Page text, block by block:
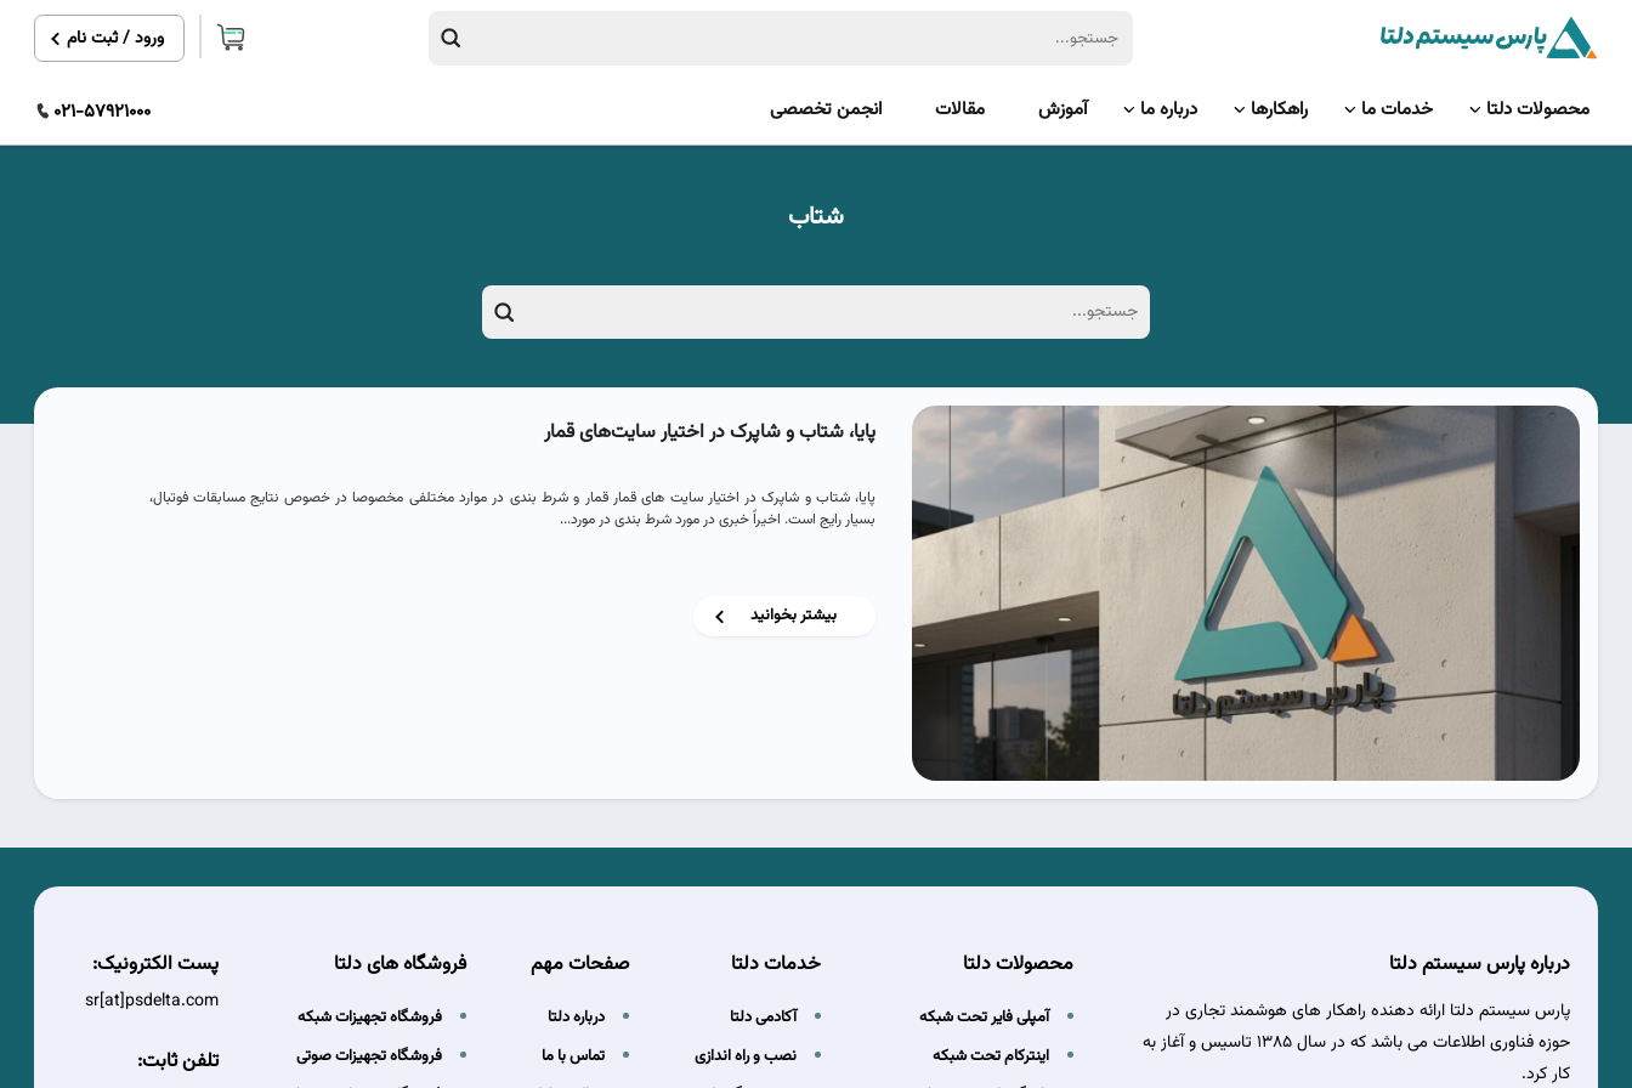
ورود / ثبت نام
محصولات دلتا خدمات ما راهکارها درباره ما آموزش مقالات انجمن تخصصی 021-57921000
شتاب
پایا، شتاب و شاپرک در اختیار سایت‌های قمار
پایا، شتاب و شاپرک در اختیار سایت های قمار قمار و شرط بندی در موارد مختلفی مخصوصا در خصوص نتایج مسابقات فوتبال،
بسیار رایج است. اخیراً خبری در مورد شرط بندی در مورد...
بیشتر بخوانید
درباره پارس سیستم دلتا
پارس سیستم دلتا ارائه دهنده راهکار های هوشمند تجاری در
حوزه فناوری اطلاعات می باشد که در سال 1385 تاسیس و آغاز به
کار کرد.
محصولات دلتا
آمپلی فایر تحت شبکه
اینترکام تحت شبکه
خدمات دلتا
آکادمی دلتا
نصب و راه اندازی
صفحات مهم
درباره دلتا
تماس با ما
فروشگاه های دلتا
فروشگاه تجهیزات شبکه
فروشگاه تجهیزات صوتی
پست الکترونیک:
sr[at]psdelta.com
تلفن ثابت: